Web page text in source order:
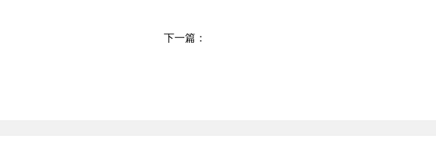
下一篇：